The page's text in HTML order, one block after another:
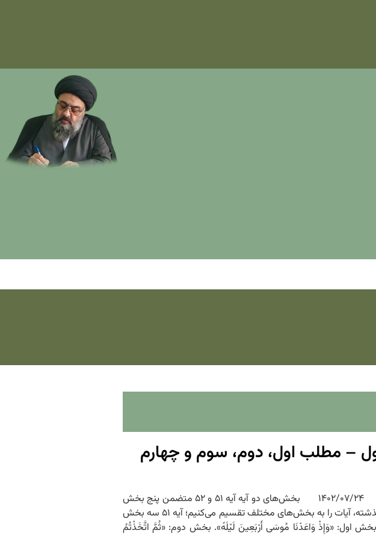
آیه – بخش اول – مطلب اول، دوم، سوم و چهارم
جلسه ۳ – PDF جلسه سوم آیه ۵۱ و ۵۲ – بخش‌های دو آیه – بخش اول – مطلب اول، دوم، سوم و چهارم ۱۴۰۲/۰۷/۲۴ بخش‌های دو آیه آیه ۵۱ و ۵۲ متضمن پنج بخش
است؛ ما در دو جلسه گذشته تناسب این دو آیه با آیات قبل و مفردات این دو آیه را توضیح دادیم. طبق روال مباحث گذشته، آیات را به بخش‌های مختلف تقسیم می‌کنیم؛ آیه ۵۱ سه بخش
بخش اول: «وَإِذْ وَاعَدْنَا مُوسَى أَرْبَعِینَ لَیْلَهً». بخش دوم: «ثُمَّ اتَّخَذْتُمُ